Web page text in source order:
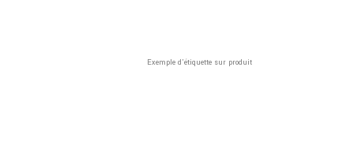
Exemple d’étiquette sur produit